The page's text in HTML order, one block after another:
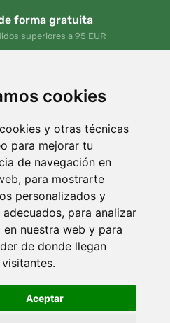
cookies
y otras técnicas
para mejorar tu
de navegación en
para mostrarte
personalizados y
adecuados, para analizar
nuestra web y para
de donde llegan
Aceptar
forma gratuita
superiores a 95 EUR
gratuitos
su pedido en cualquier momento
un árbol. Leer más